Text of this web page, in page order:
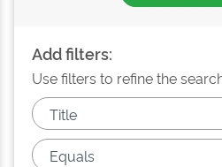
Add filters:
Use filters to refine the